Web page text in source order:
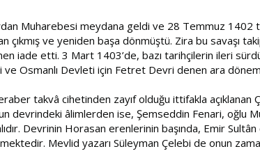
Muharebesi meydana geldi ve 28 Temmuz 1402
ve yeniden başa dönmüştü. Zira bu savaşı
iade etti. 3 Mart 1403’de, bazı tarihçilerin ileri
ve Osmanlı Devleti için Fetret Devri denen ara
takvâ cihetinden zayıf olduğu ittifakla açıklanan
devrindeki âlimlerden ise, Şemseddin Fenari, oğlu
Devrinin Horasan erenlerinin başında, Emir Sultân
Mevlid yazarı Süleyman Çelebi de onun